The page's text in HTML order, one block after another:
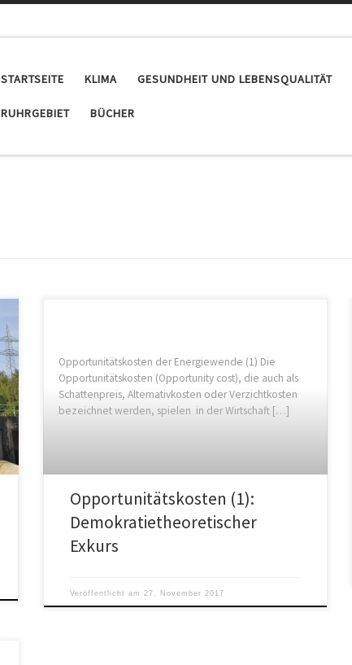
STARTSEITE KLIMA GESUNDHEIT UND LEBENSQUALITÄT
RUHRGEBIET BÜCHER
Opportunitätskosten der Energiewende (1) Die
Opportunitätskosten (Opportunity cost), die auch als
Schattenpreis, Alternativkosten oder Verzichtkosten
bezeichnet werden, spielen in der Wirtschaft […]
Opportunitätskosten (1):
Demokratietheoretischer
Exkurs
Veröffentlicht am27. November 2017